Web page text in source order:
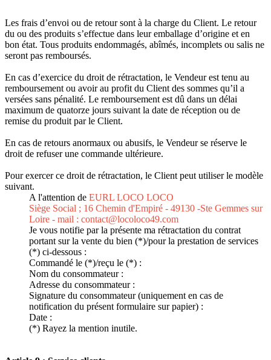
Les frais d’envoi ou de retour sont à la charge du Client. Le retour
du ou des produits s’effectue dans leur emballage d’origine et en
bon état. Tous produits endommagés, abîmés, incomplets ou salis ne
seront pas remboursés.
En cas d’exercice du droit de rétractation, le Vendeur est tenu au
remboursement ou avoir au profit du Client des sommes qu’il a
versées sans pénalité. Le remboursement est dû dans un délai
maximum de quatorze jours suivant la date de réception ou de
remise du produit par le Client.
En cas de retours anormaux ou abusifs, le Vendeur se réserve le
droit de refuser une commande ultérieure.
Pour exercer ce droit de rétractation, le Client peut utiliser le modèle
suivant.
A l'attention de EURL LOCO LOCO
Siège Social ; 16 Chemin d'Empiré - 49130 -Ste Gemmes sur
Loire - mail : contact@locoloco49.com
Je vous notifie par la présente ma rétractation du contrat
portant sur la vente du bien (*)/pour la prestation de services
(*) ci-dessous :
Commandé le (*)/reçu le (*) :
Nom du consommateur :
Adresse du consommateur :
Signature du consommateur (uniquement en cas de
notification du présent formulaire sur papier) :
Date :
(*) Rayez la mention inutile.